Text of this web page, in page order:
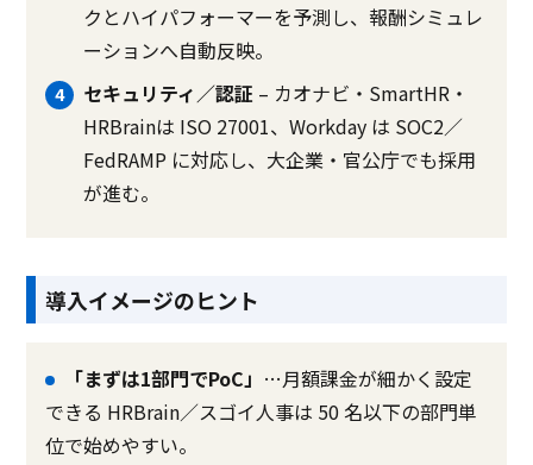
クとハイパフォーマーを予測し、報酬シミュレ
ーションへ自動反映。
セキュリティ／認証 – カオナビ・SmartHR・
HRBrainは ISO 27001、Workday は SOC2／
FedRAMP に対応し、大企業・官公庁でも採用
が進む。
導入イメージのヒント
「まずは1部門でPoC」 …月額課金が細かく設定
できる HRBrain／スゴイ人事は 50 名以下の部門単
位で始めやすい。